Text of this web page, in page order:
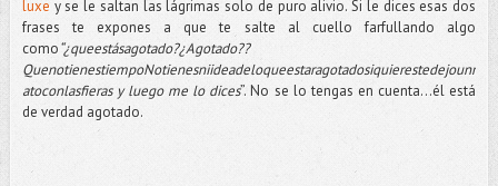
luxe y se le saltan las lágrimas solo de puro alivio. Si le dices esas dos
frases te expones a que te salte al cuello farfullando algo
como“¿queestásagotado?¿Agotado??
QuenotienestiempoNotienesniideadeloqueestaragotadosiquierestedejounr
atoconlasfieras y luego me lo dices”. No se lo tengas en cuenta…él está
de verdad agotado.